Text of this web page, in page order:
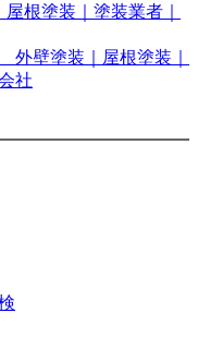
根塗装｜塗装業者｜
外壁塗装｜屋根塗装｜
社